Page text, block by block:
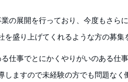
の展開を行っており、今度もさら
を盛り上げてくれるような方の募集
仕事でとにかくやりがいのある仕事
しますので未経験の方でも問題なく